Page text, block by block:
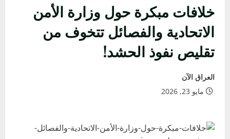
خلافات مبكرة حول وزارة الأمن
الاتحادية والفصائل تتخوف من
تقليص نفوذ الحشد!
العراق الآن
مايو 23, 2026